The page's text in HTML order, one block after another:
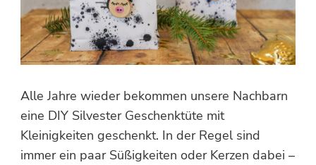
Alle Jahre wieder bekommen unsere Nachbarn
eine DIY Silvester Geschenktüte mit
Kleinigkeiten geschenkt. In der Regel sind
immer ein paar Süßigkeiten oder Kerzen dabei –